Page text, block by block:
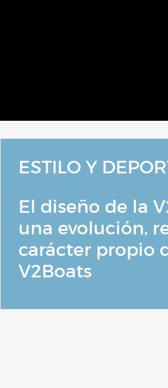
ESTILO Y
El diseño de la
una evolución,
carácter propio
V2Boats